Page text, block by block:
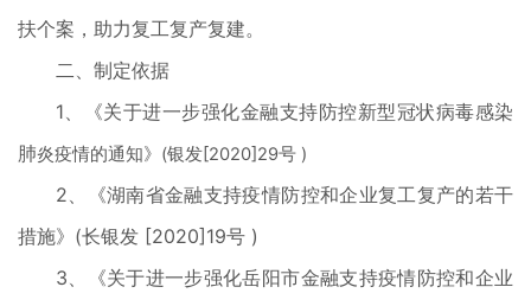
扶个案，助力复工复产复建。
二、制定依据
1、《关于进一步强化金融支持防控新型冠状病毒感染
肺炎疫情的通知》(银发[2020]29号 )
2、《湖南省金融支持疫情防控和企业复工复产的若干
措施》(长银发 [2020]19号 )
3、《关于进一步强化岳阳市金融支持疫情防控和企业